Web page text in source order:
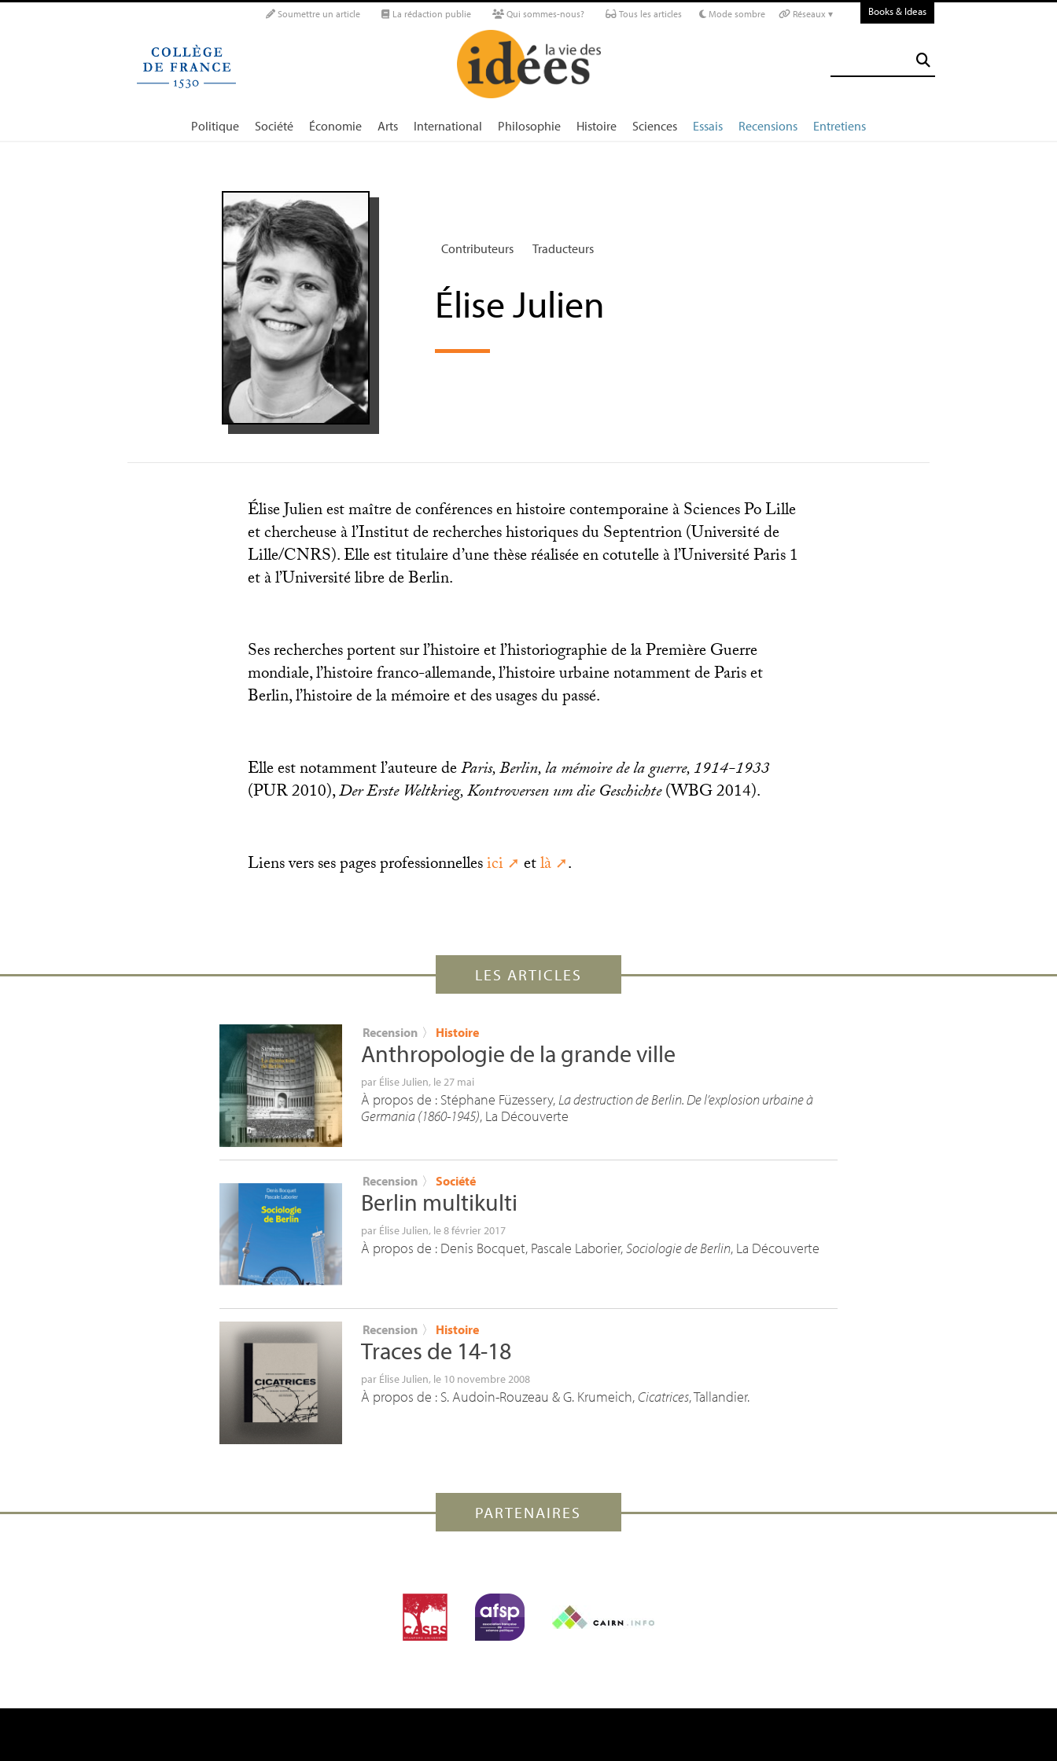
Soumettre un article La rédaction publie Qui sommes-nous? Tous les articles Mode sombre Réseaux ▾ Books & Ideas
Politique Société Économie Arts International Philosophie Histoire Sciences Essais Recensions Entretiens
Contributeurs Traducteurs
Élise Julien
Élise Julien est maître de conférences en histoire contemporaine à Sciences Po Lille
et chercheuse à l’Institut de recherches historiques du Septentrion (Université de
Lille/CNRS). Elle est titulaire d’une thèse réalisée en cotutelle à l’Université Paris 1
et à l’Université libre de Berlin.
Ses recherches portent sur l’histoire et l’historiographie de la Première Guerre
mondiale, l’histoire franco-allemande, l’histoire urbaine notamment de Paris et
Berlin, l’histoire de la mémoire et des usages du passé.
Elle est notamment l’auteure deParis, Berlin, la mémoire de la guerre, 1914-1933
(PUR2010),Der Erste Weltkrieg, Kontroversen um die Geschichte(WBG2014).
Liens vers ses pages professionnellesici etlà .
LES ARTICLES
Recension 〉 Histoire
Anthropologie de la grande ville
par Élise Julien, le 27 mai
À propos de : Stéphane Füzessery,La destruction de Berlin. De l’explosion urbaine à
Germania (1860-1945), La Découverte
Recension 〉 Société
Berlin multikulti
par Élise Julien, le 8 février 2017
À propos de : Denis Bocquet, Pascale Laborier,Sociologie de Berlin, La Découverte
Recension 〉 Histoire
Traces de 14-18
par Élise Julien, le 10 novembre 2008
À propos de : S. Audoin-Rouzeau & G. Krumeich, Cicatrices, Tallandier.
PARTENAIRES